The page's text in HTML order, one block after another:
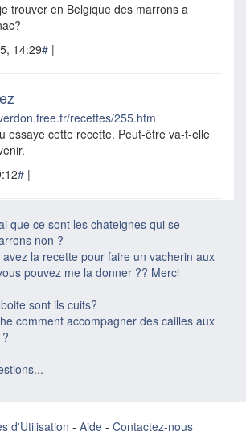
trouver en Belgique des marrons a
14:29# |
recettes/255.htm
essaye cette recette. Peut-être va-t-elle
# |
que ce sont les chateignes qui se
non ?
la recette pour faire un vacherin aux
pouvez me la donner ?? Merci
sont ils cuits?
comment accompagner des cailles aux
d'Utilisation - Aide - Contactez-nous